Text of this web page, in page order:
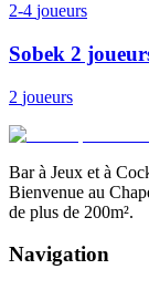
2-4 joueurs
Sobek 2
2 joueurs
Bar à Jeux et à
Bienvenue au
de plus de 200m².
Navigation